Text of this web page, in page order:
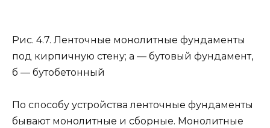
Рис. 4.7. Ленточные монолитные фундаменты
под кирпичную стену; а — бутовый фундамент,
б — бутобетонный
По способу устройства ленточные фун­даменты
бывают монолитные и сборные. Монолитные